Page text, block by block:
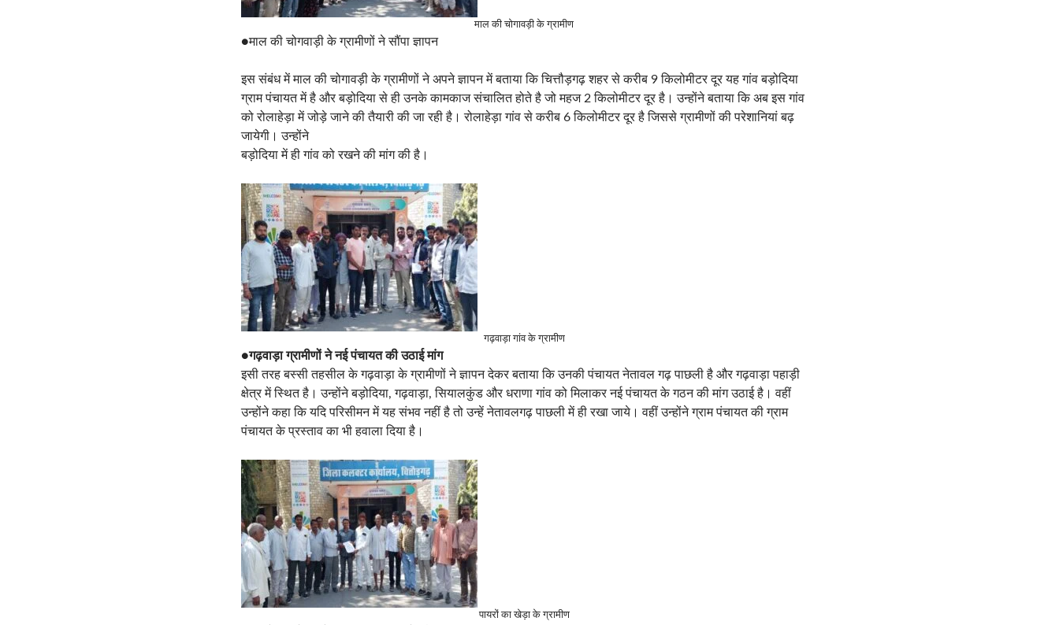
माल की चोगावड़ी के ग्रामीण
●माल की चोगवाड़ी के ग्रामीणों ने सौंपा ज्ञापन
इस संबंध में माल की चोगावड़ी के ग्रामीणों ने अपने ज्ञापन में बताया कि चित्तौड़गढ़ शहर से करीब 9 किलोमीटर दूर यह गांव बड़ोदिया
ग्राम पंचायत में है और बड़ोदिया से ही उनके कामकाज संचालित होते है जो महज 2 किलोमीटर दूर है। उन्होंने बताया कि अब इस गांव
को रोलाहेड़ा में जोड़े जाने की तैयारी की जा रही है। रोलाहेड़ा गांव से करीब 6 किलोमीटर दूर है जिससे ग्रामीणों की परेशानियां बढ़
जायेगी। उन्होंने
बड़ोदिया में ही गांव को रखने की मांग की है।
गढ़वाड़ा गांव के ग्रामीण
●गढ़वाड़ा ग्रामीणों ने नई पंचायत की उठाई मांग
इसी तरह बस्सी तहसील के गढ़वाड़ा के ग्रामीणों ने ज्ञापन देकर बताया कि उनकी पंचायत नेतावल गढ़ पाछली है और गढ़वाड़ा पहाड़ी
क्षेत्र में स्थित है। उन्होंने बड़ोदिया, गढ़वाड़ा, सियालकुंड और धराणा गांव को मिलाकर नई पंचायत के गठन की मांग उठाई है। वहीं
उन्होंने कहा कि यदि परिसीमन में यह संभव नहीं है तो उन्हें नेतावलगढ़ पाछली में ही रखा जाये। वहीं उन्होंने ग्राम पंचायत की ग्राम
पंचायत के प्रस्ताव का भी हवाला दिया है।
पायरों का खेड़ा के ग्रामीण